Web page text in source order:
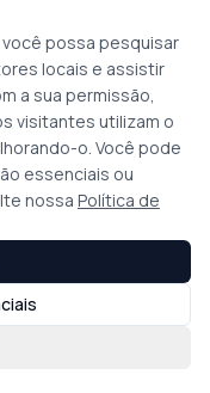
possa pesquisar
locais e assistir
a sua permissão,
visitantes utilizam o
o. Você pode
essenciais ou
nossa Política de